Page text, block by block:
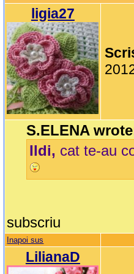
ligia27
S.ELENA
Ildi, cat te-au
subscriu
Inapoi sus
LilianaD